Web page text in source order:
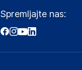
Spremljajte nas: